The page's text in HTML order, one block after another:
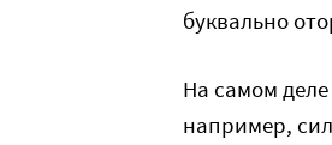
буквально
На самом
например,